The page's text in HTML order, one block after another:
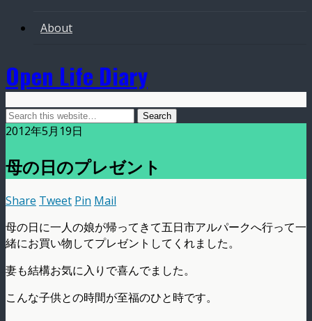
About
Open Life Diary
2012年5月19日
母の日のプレゼント
Share Tweet Pin Mail
母の日に一人の娘が帰ってきて五日市アルパークへ行って一
緒にお買い物してプレゼントしてくれました。
妻も結構お気に入りで喜んでました。
こんな子供との時間が至福のひと時です。